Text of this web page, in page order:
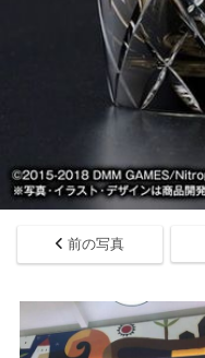
前の写真